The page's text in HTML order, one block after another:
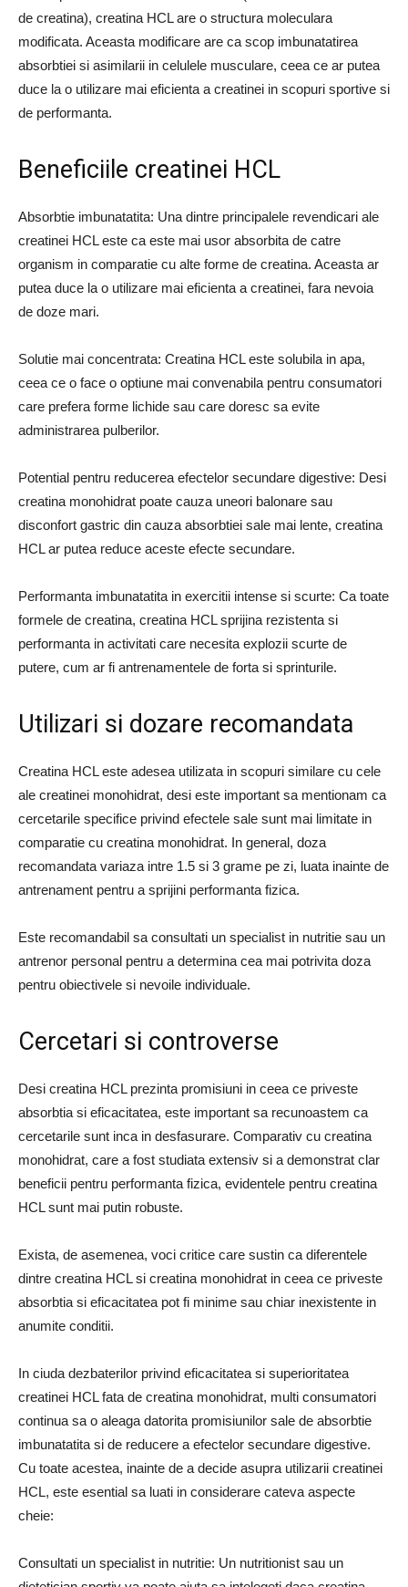
de creatina), creatina HCL are o structura moleculara
modificata. Aceasta modificare are ca scop imbunatatirea
absorbtiei si asimilarii in celulele musculare, ceea ce ar putea
duce la o utilizare mai eficienta a creatinei in scopuri sportive si
de performanta.
Beneficiile creatinei HCL
Absorbtie imbunatatita: Una dintre principalele revendicari ale
creatinei HCL este ca este mai usor absorbita de catre
organism in comparatie cu alte forme de creatina. Aceasta ar
putea duce la o utilizare mai eficienta a creatinei, fara nevoia
de doze mari.
Solutie mai concentrata: Creatina HCL este solubila in apa,
ceea ce o face o optiune mai convenabila pentru consumatori
care prefera forme lichide sau care doresc sa evite
administrarea pulberilor.
Potential pentru reducerea efectelor secundare digestive: Desi
creatina monohidrat poate cauza uneori balonare sau
disconfort gastric din cauza absorbtiei sale mai lente, creatina
HCL ar putea reduce aceste efecte secundare.
Performanta imbunatatita in exercitii intense si scurte: Ca toate
formele de creatina, creatina HCL sprijina rezistenta si
performanta in activitati care necesita explozii scurte de
putere, cum ar fi antrenamentele de forta si sprinturile.
Utilizari si dozare recomandata
Creatina HCL este adesea utilizata in scopuri similare cu cele
ale creatinei monohidrat, desi este important sa mentionam ca
cercetarile specifice privind efectele sale sunt mai limitate in
comparatie cu creatina monohidrat. In general, doza
recomandata variaza intre 1.5 si 3 grame pe zi, luata inainte de
antrenament pentru a sprijini performanta fizica.
Este recomandabil sa consultati un specialist in nutritie sau un
antrenor personal pentru a determina cea mai potrivita doza
pentru obiectivele si nevoile individuale.
Cercetari si controverse
Desi creatina HCL prezinta promisiuni in ceea ce priveste
absorbtia si eficacitatea, este important sa recunoastem ca
cercetarile sunt inca in desfasurare. Comparativ cu creatina
monohidrat, care a fost studiata extensiv si a demonstrat clar
beneficii pentru performanta fizica, evidentele pentru creatina
HCL sunt mai putin robuste.
Exista, de asemenea, voci critice care sustin ca diferentele
dintre creatina HCL si creatina monohidrat in ceea ce priveste
absorbtia si eficacitatea pot fi minime sau chiar inexistente in
anumite conditii.
In ciuda dezbaterilor privind eficacitatea si superioritatea
creatinei HCL fata de creatina monohidrat, multi consumatori
continua sa o aleaga datorita promisiunilor sale de absorbtie
imbunatatita si de reducere a efectelor secundare digestive.
Cu toate acestea, inainte de a decide asupra utilizarii creatinei
HCL, este esential sa luati in considerare cateva aspecte
cheie:
Consultati un specialist in nutritie: Un nutritionist sau un